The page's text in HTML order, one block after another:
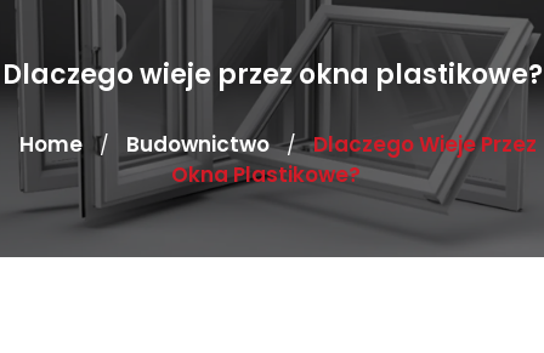
Dlaczego wieje przez okna plastikowe?
Home / Budownictwo / Dlaczego Wieje Przez
Okna Plastikowe?